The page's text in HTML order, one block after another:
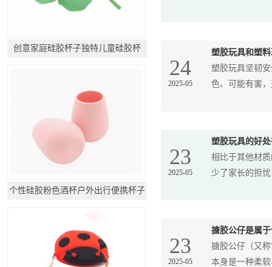
24
2025-05
塑胶玩具和塑
塑胶玩具坚韧
色、可能有害
23
2025-05
塑胶玩具的好
相比于其他材
少了家长的担
23
2025-05
搪胶公仔是属
搪胶公仔（又
本身是一种柔
创意家庭硅胶杯子独特儿童硅胶杯
个性硅胶粉色酒杯户外出行便携杯子